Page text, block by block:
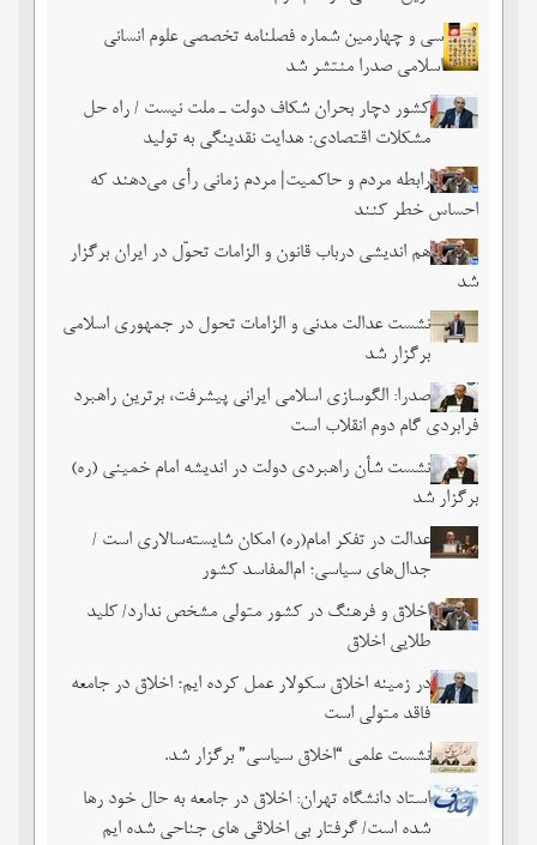
سی و چهارمین شماره فصلنامه تخصصی علوم انسانی
اسلامی صدرا منتشر شد
کشور دچار بحران شکاف دولت ـ ملت نیست / راه حل
مشکلات اقتصادی؛ هدایت نقدینگی به تولید
رابطه مردم و حاکمیت| مردم زمانی رأی می‌دهند که
احساس خطر ‌کنند
هم اندیشی درباب قانون و الزامات تحوّل در ایران برگزار
شد
نشست عدالت مدنی و الزامات تحول در جمهوری اسلامی
برگزار شد
صدرا: الگوسازی اسلامی ایرانی پیشرفت، برترین راهبرد
فرابردی گام دوم انقلاب است
نشست شأن راهبردی دولت در اندیشه امام خمینی (ره)
برگزار شد
عدالت در تفکر امام(ره) امکان شایسته‌سالاری است /
جدال‌های سیاسی؛ ام‌المفاسد کشور
اخلاق و فرهنگ در کشور متولی مشخص ندارد/ کلید
طلایی اخلاق
در زمینه اخلاق سکولار عمل کرده ایم؛ اخلاق در جامعه
فاقد متولی است
نشست علمی “اخلاق سیاسی” برگزار شد.
استاد دانشگاه تهران: اخلاق در جامعه به حال خود رها
شده است/ گرفتار بی اخلاقی های جناحی شده ایم